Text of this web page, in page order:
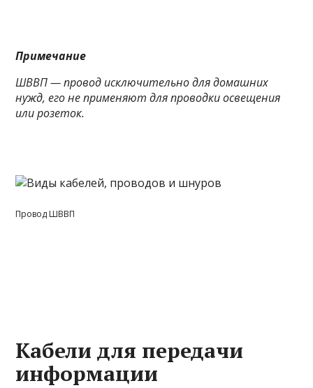
Примечание
ШВВП — провод исключительно для домашних
нужд, его не применяют для проводки освещения
или розеток.
Провод ШВВП
Кабели для передачи
информации